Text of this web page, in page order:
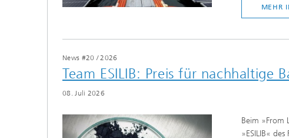
MEHR
News #20 /2026
Team ESILIB: Preis für nachhaltige
08. Juli 2026
Beim »From
»ESILIB«